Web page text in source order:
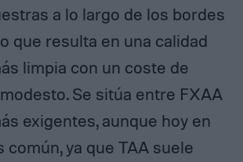
a lo largo de los bordes
que resulta en una calidad
limpia con un coste de
Se sitúa entre FXAA
exigentes, aunque hoy en
común, ya que TAA suele